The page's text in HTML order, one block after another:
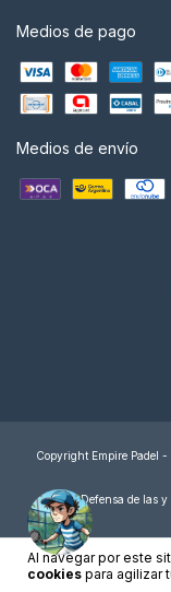
Al navegar por este
cookies para agilizar
Medios de pago
Medios de envío
Copyright Empire Padel
Defensa de las y